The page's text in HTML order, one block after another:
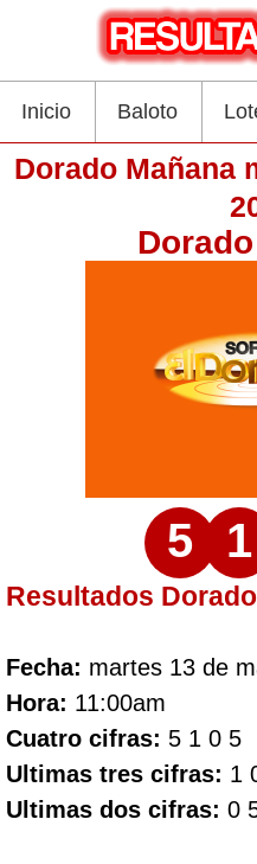
Inicio Baloto
Dorado Mañana
5 1
Resultados
Fecha: martes 13 de
Hora: 11:00am
Cuatro cifras: 5 1 0 5
Ultimas tres cifras: 1
Ultimas dos cifras: 0